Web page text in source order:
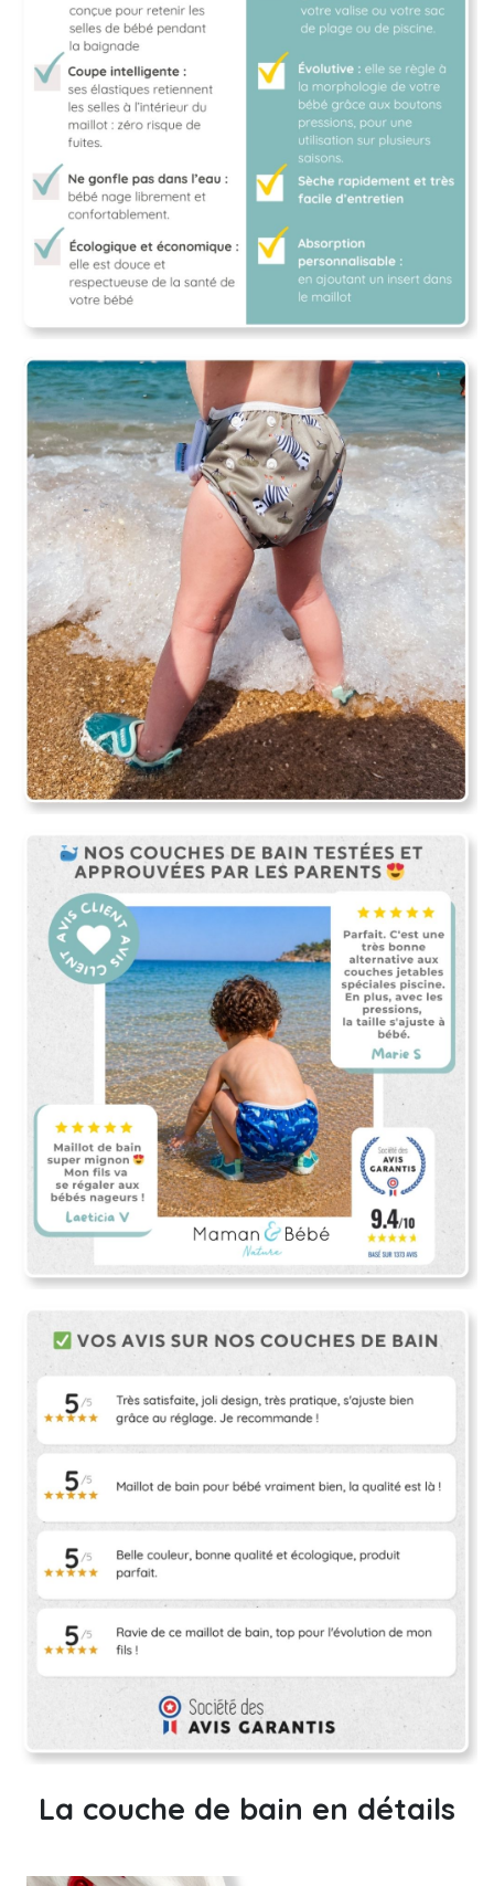
La couche de bain en détails